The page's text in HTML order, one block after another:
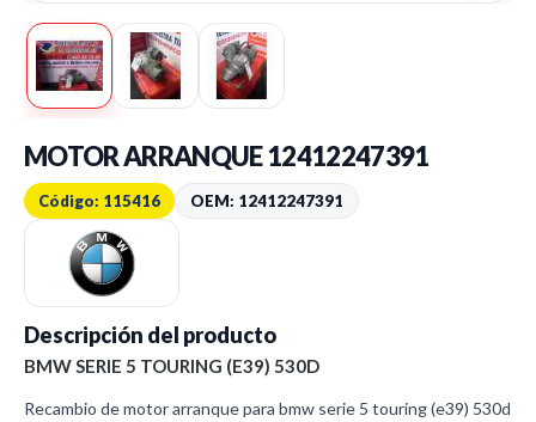
MOTOR ARRANQUE 12412247391
Código: 115416 OEM: 12412247391
Descripción del producto
BMW SERIE 5 TOURING (E39) 530D
Recambio de motor arranque para bmw serie 5 touring (e39) 530d